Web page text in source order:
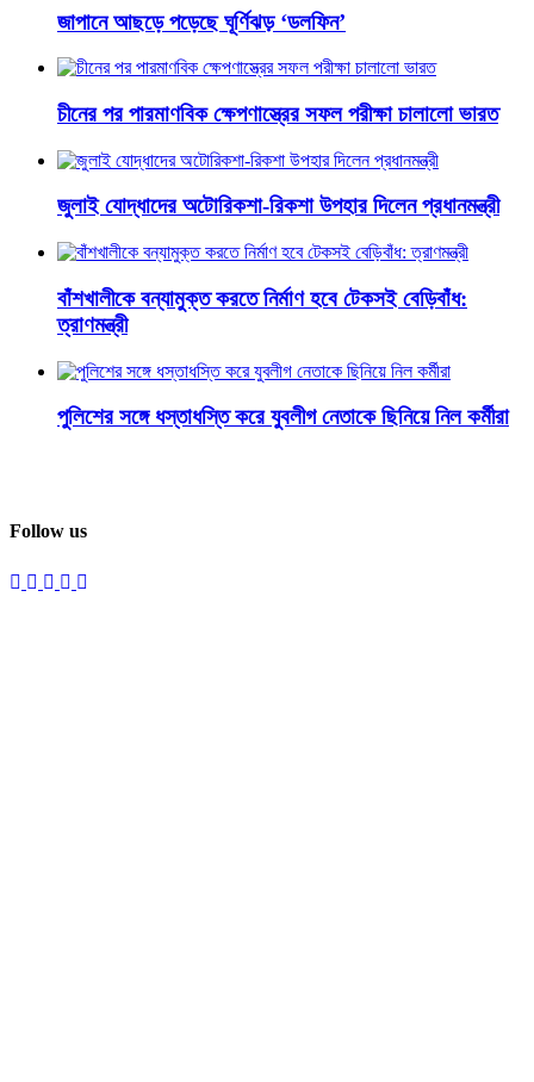
জাপানে আছড়ে পড়েছে ঘূর্ণিঝড় ‘ডলফিন’
চীনের পর পারমাণবিক ক্ষেপণাস্ত্রের সফল পরীক্ষা চালালো ভারত
জুলাই যোদ্ধাদের অটোরিকশা-রিকশা উপহার দিলেন প্রধানমন্ত্রী
বাঁশখালীকে বন্যামুক্ত করতে নির্মাণ হবে টেকসই বেড়িবাঁধ:
ত্রাণমন্ত্রী
পুলিশের সঙ্গে ধস্তাধস্তি করে যুবলীগ নেতাকে ছিনিয়ে নিল কর্মীরা
Follow us